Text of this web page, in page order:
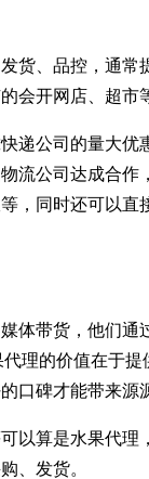
货、品控，通
会开网店、超市
递公司的量大
流公司达成合
，同时还可以
体带货，他们
理的价值在于
口碑才能带来源
以算是水果代理
、发货。